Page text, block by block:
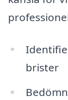
brister